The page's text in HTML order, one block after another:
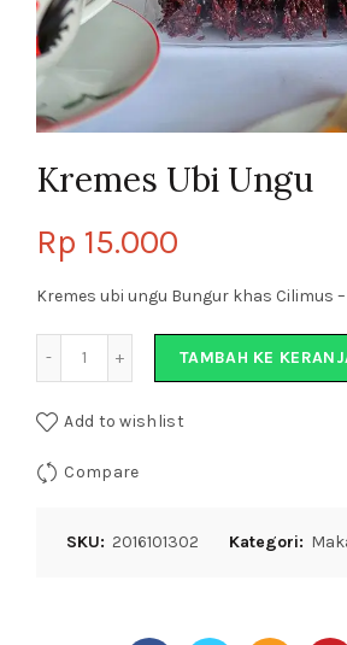
Kremes Ubi Ungu
Rp 15.000
Kremes ubi ungu Bungur khas Cilimus
TAMBAH KE
Add to wishlist
Compare
SKU: 2016101302 Kategori: